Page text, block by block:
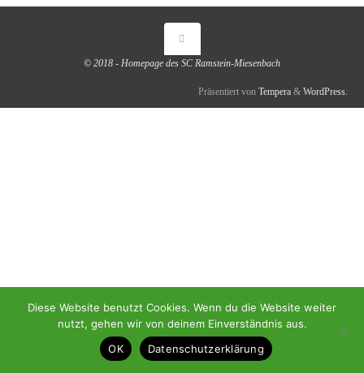
© 2018 - Homepage des SC Ramstein-Miesenbach
Präsentiert von Tempera & WordPress.
Diese Website benutzt Cookies. Wenn du die Website weiter
nutzt, gehen wir von deinem Einverständnis aus.
OK
Datenschutzerklärung